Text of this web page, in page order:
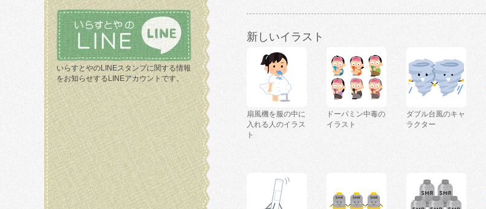
いらすとやのLINEスタンプに関する情報
をお知らせするLINEアカウントです。
新しいイラスト
扇風機を服の中に
入れる人のイラス
ト
ドーパミン中毒の
イラスト
ダブル台風のキャ
ラクター